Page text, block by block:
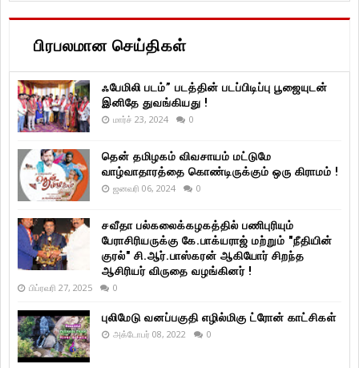
பிரபலமான செய்திகள்
ஃபேமிலி படம்” படத்தின் படப்பிடிப்பு பூஜையுடன்
இனிதே துவங்கியது !
மார்ச் 23, 2024 0
தென் தமிழகம் விவசாயம் மட்டுமே
வாழ்வாதாரத்தை கொண்டிருக்கும் ஒரு கிராமம் !
ஜனவரி 06, 2024 0
சவீதா பல்கலைக்கழகத்தில் பணிபுரியும்
பேராசிரியருக்கு கே.பாக்யராஜ் மற்றும் "நீதியின்
குரல்" சி.ஆர்.பாஸ்கரன் ஆகியோர் சிறந்த
ஆசிரியர் விருதை வழங்கினர் !
பிப்ரவரி 27, 2025 0
புலிமேடு வனப்பகுதி எழில்மிகு ட்ரோன் காட்சிகள்
அக்டோபர் 08, 2022 0